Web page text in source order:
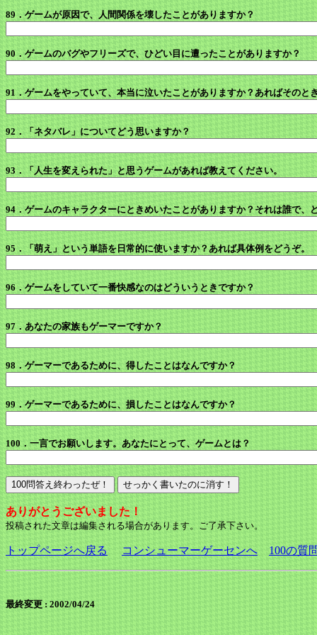
89．ゲームが原因で、人間関係を壊したことがありますか？
90．ゲームのバグやフリーズで、ひどい目に遭ったことがありますか？
91．ゲームをやっていて、本当に泣いたことがありますか？あればそのと
92．「ネタバレ」についてどう思いますか？
93．「人生を変えられた」と思うゲームがあれば教えてください。
94．ゲームのキャラクターにときめいたことがありますか？それは誰で、
95．「萌え」という単語を日常的に使いますか？あれば具体例をどうぞ。
96．ゲームをしていて一番快感なのはどういうときですか？
97．あなたの家族もゲーマーですか？
98．ゲーマーであるために、得したことはなんですか？
99．ゲーマーであるために、損したことはなんですか？
100．一言でお願いします。あなたにとって、ゲームとは？
ありがとうございました！
投稿された文章は編集される場合があります。ご了承下さい。
トップページへ戻る コンシューマーゲーセンへ 100の質
最終変更 : 2002/04/24